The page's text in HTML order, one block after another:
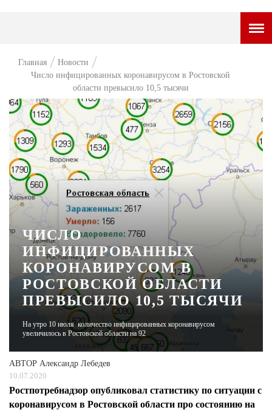
НОВОСТИ
ВОПРОС НЕДЕЛИ
ПРЕМЬЕРА
ТАМ И ТУТ
СТИЛЬ ЖИЗНИ
ЧЕЛОВЕК ОСОБЕННЫЙ
КУЛЬТ ЕДЫ
АФИША
ЖУРНАЛ
Главная
Новости
Число инфицированных коронавирусом в Ростовской
области превысило 10,5 тысячи
ЧИСЛО
ИНФИЦИРОВАННЫХ
КОРОНАВИРУСОМ В
РОСТОВСКОЙ ОБЛАСТИ
ПРЕВЫСИЛО 10,5 ТЫСЯЧИ
На утро 10 июля количество инфицированных коронавирусом
увеличилось в Ростовской области на 92
АВТОР Александр Лебедев
10.07.2020
Ростпотребнадзор опубликовал статистику по ситуации с
коронавирусом в Ростовской области про состоянию на